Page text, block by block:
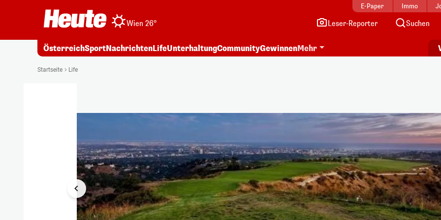
E-Paper Immo
Wien 26° Leser-Reporter Suchen
ÖsterreichSportNachrichtenLifeUnterhaltungCommunityGewinnenMehr
Startseite Life